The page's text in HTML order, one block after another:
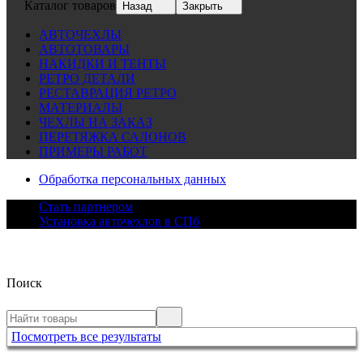
Каталог товаров Назад Закрыть
АВТОЧЕХЛЫ
АВТОТОВАРЫ
НАКИДКИ И ТЕНТЫ
РЕТРО ДЕТАЛИ
РЕСТАВРАЦИЯ РЕТРО
МАТЕРИАЛЫ
ЧЕХЛЫ НА ЗАКАЗ
ПЕРЕТЯЖКА САЛОНОВ
ПРИМЕРЫ РАБОТ
Обработка персональных данных
Стать партнером
Установка авточехлов в СПб
Поиск
Посмотреть все результаты